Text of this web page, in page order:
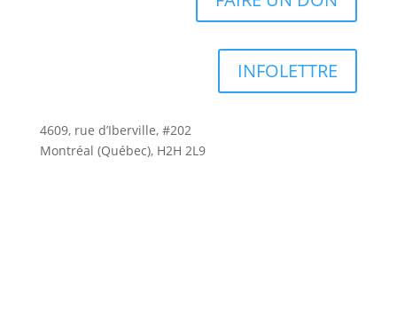
INFOLETTRE
4609, rue d’Iberville, #202
Montréal (Québec), H2H 2L9